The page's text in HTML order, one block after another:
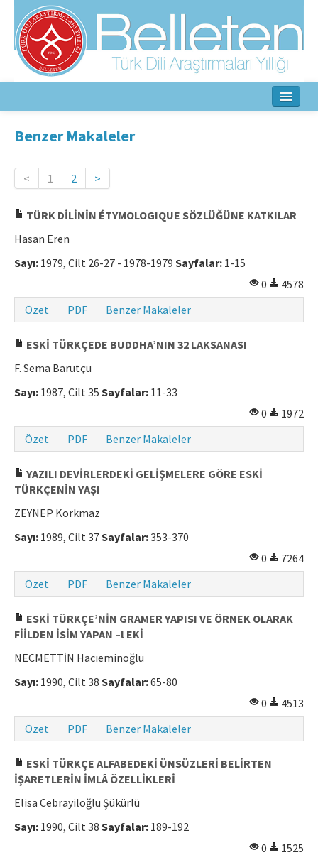
Amaç ve Kapsam
Yayın Kurulu
Yazarlar İçin
İletişim
Makale Gönder
Benzer Makaleler
< 1 2 >
TÜRK DİLİNİN ÉTYMOLOGIQUE SÖZLÜĞÜNE KATKILAR
Hasan Eren
Sayı: 1979, Cilt 26-27 - 1978-1979 Sayfalar: 1-15
0
4578
Özet
PDF Benzer Makaleler
ESKİ TÜRKÇEDE BUDDHA’NIN 32 LAKSANASI
F. Sema Barutçu
Sayı: 1987, Cilt 35 Sayfalar: 11-33
0
1972
Özet
PDF Benzer Makaleler
YAZILI DEVİRLERDEKİ GELİŞMELERE GÖRE ESKİ
TÜRKÇENİN YAŞI
ZEYNEP Korkmaz
Sayı: 1989, Cilt 37Sayfalar:353-370
0
7264
Özet
PDF Benzer Makaleler
ESKİ TÜRKÇE’NİN GRAMER YAPISI VE ÖRNEK OLARAK
FİİLDEN İSİM YAPAN –l EKİ
NECMETTİN Hacıeminoğlu
Sayı: 1990, Cilt 38 Sayfalar:65-80
0
4513
Özet
PDF Benzer Makaleler
ESKİ TÜRKÇE ALFABEDEKİ ÜNSÜZLERİ BELİRTEN
İŞARETLERİN İMLÂ ÖZELLİKLERİ
Elisa Cebrayiloğlu Şükürlü
Sayı: 1990, Cilt 38 Sayfalar: 189-192
0
1525